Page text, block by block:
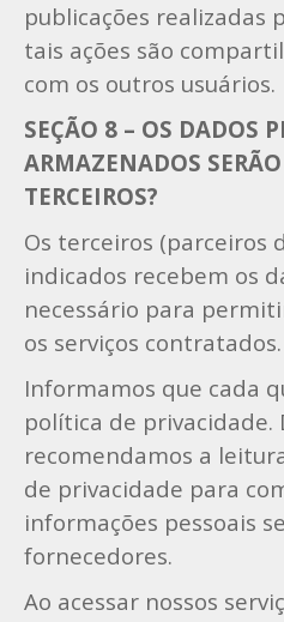
publicações realizadas
tais ações são
com os outros usuários.
SEÇÃO 8 – OS DADOS
ARMAZENADOS
TERCEIROS?
Os terceiros (parceiros
indicados recebem os
necessário para
os serviços contratados.
Informamos que cada
política de privacidade.
recomendamos a
de privacidade para
informações pessoais
fornecedores.
Ao acessar nossos